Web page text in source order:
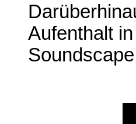
Aufenthalt
Soundscape